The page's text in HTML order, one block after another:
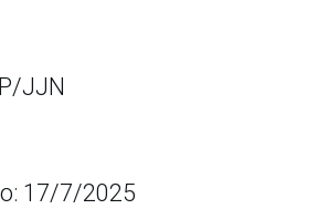
JJN
17/7/2025